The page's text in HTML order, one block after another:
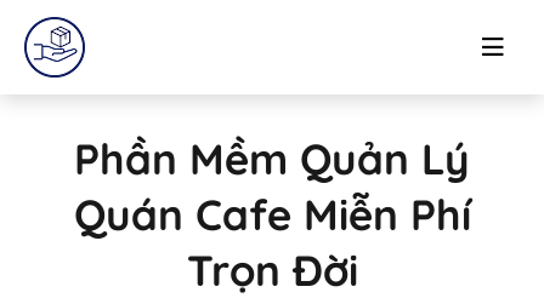
Phần Mềm Quản Lý
Quán Cafe Miễn Phí
Trọn Đời